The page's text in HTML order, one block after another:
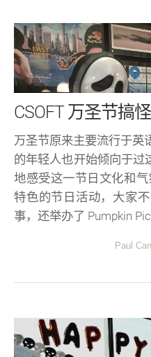
CSOFT 万圣节搞
万圣节原来主要流行于英
的年轻人也开始倾向于过
地感受这一节日文化和
特色的节日活动，大家
事，还举办了 Pumpkin
Paul